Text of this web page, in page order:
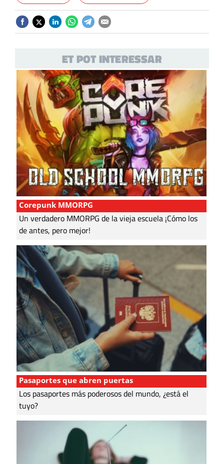
ET POT INTERESSAR
Corepunk MMORPG
Un verdadero MMORPG de la vieja escuela ¡Cómo los
de antes, pero mejor!
Pasaportes que abren puertas
Los pasaportes más poderosos del mundo, ¿está el
tuyo?